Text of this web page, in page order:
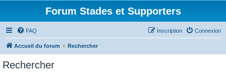
Forum Stades et Supporters
FAQ Connexion
Inscription
Accueil du forum Rechercher
Rechercher